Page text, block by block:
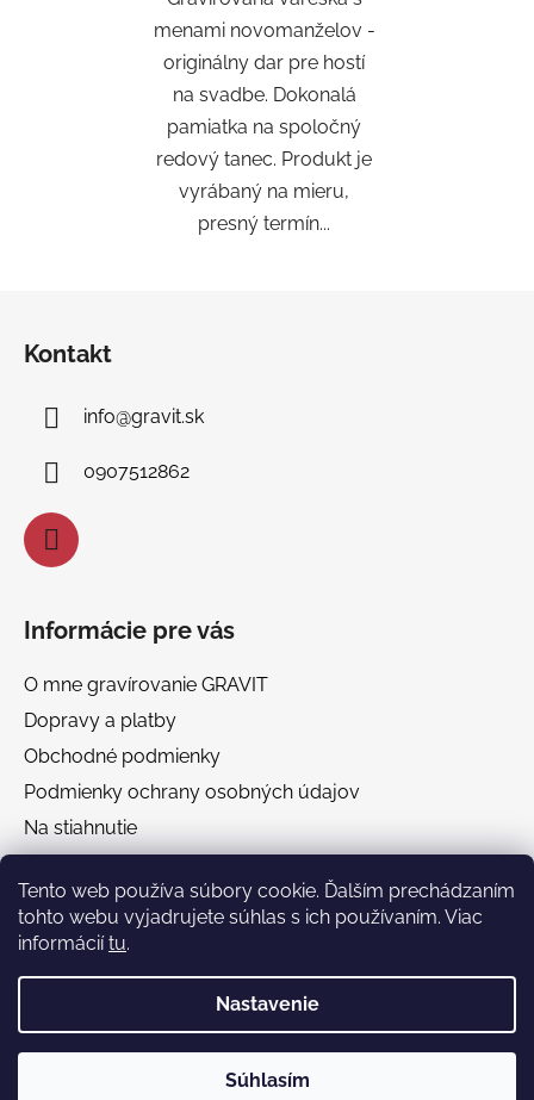
Tento web používa súbory cookie. Ďalším prechádzaním
tohto webu vyjadrujete súhlas s ich používaním. Viac
informáciítu.
Nastavenie
Súhlasím
menami novomanželov -
originálny dar pre hostí
na svadbe. Dokonalá
pamiatka na spoločný
redový tanec. Produkt je
vyrábaný na mieru,
presný termín...
Kontakt
info@gravit.sk
0907512862
Informácie pre vás
O mne gravírovanie GRAVIT
Dopravy a platby
Obchodné podmienky
Podmienky ochrany osobných údajov
Na stiahnutie
Facebook
Vytvoril Shoptet
🎁 Darčekový poradca